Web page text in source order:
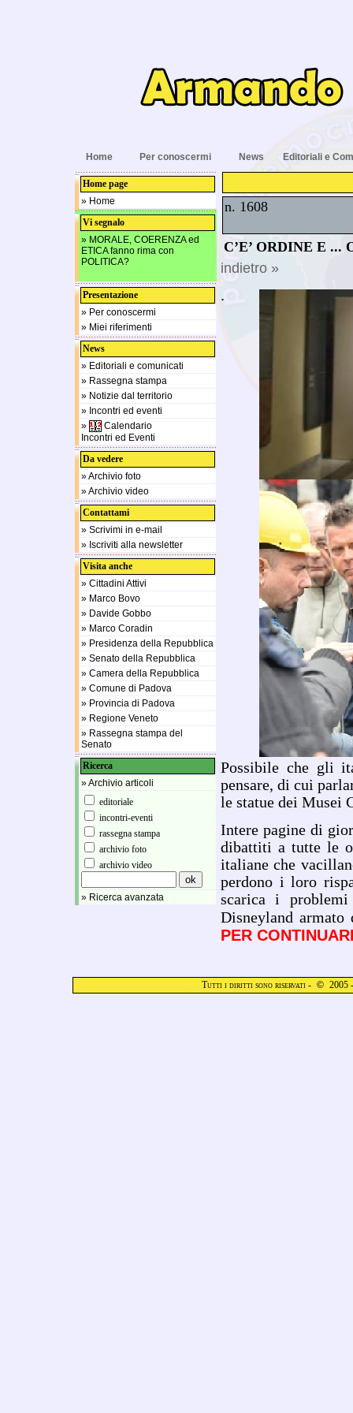
Home Per conoscermi News Editoriali e
Home page
» Home
Vi segnalo
» MORALE, COERENZA ed
ETICA fanno rima con
POLITICA?
Presentazione
» Per conoscermi
» Miei riferimenti
News
» Editoriali e comunicati
» Rassegna stampa
» Notizie dal territorio
» Incontri ed eventi
»
Calendario
Incontri ed Eventi
Da vedere
» Archivio foto
» Archivio video
Contattami
» Scrivimi in e-mail
» Iscriviti alla newsletter
Visita anche
» Cittadini Attivi
» Marco Bovo
» Davide Gobbo
» Marco Coradin
» Presidenza della Repubblica
» Senato della Repubblica
» Camera della Repubblica
» Comune di Padova
» Provincia di Padova
» Regione Veneto
» Rassegna stampa del
Senato
Ricerca
» Archivio articoli
editoriale
incontri-eventi
rassegna stampa
archivio foto
archivio video
» Ricerca avanzata
n. 1608
C’E’ ORDINE E ...
indietro »
.
Possibile che gli
pensare, di cui
le statue dei Musei
Intere pagine di
dibattiti a tutte le
italiane che
perdono i loro
scarica i
Disneyland
PER
Tutti i diritti sono riservati - © 2005